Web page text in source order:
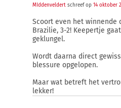
MIddenveldert schreef op 14 oktober
Scoort even het winnende
Brazilie, 3-2! Keepertje
geklungel.
Wordt daarna direct
blessure opgelopen.
Maar wat betreft het
lekker!